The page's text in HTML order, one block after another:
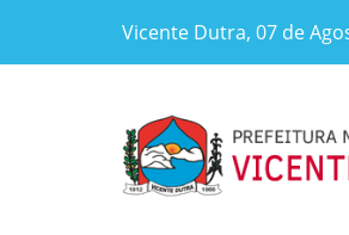
Vicente Dutra, 07 de